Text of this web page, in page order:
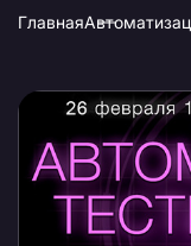
Главная